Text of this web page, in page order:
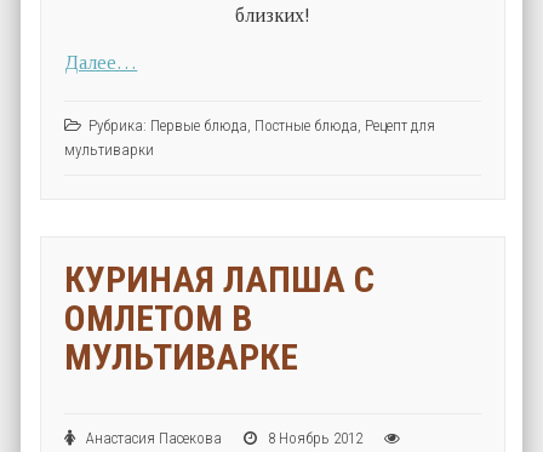
близких!
Далее…
Рубрика: Первые блюда, Постные блюда, Рецепт для
мультиварки
КУРИНАЯ ЛАПША С
ОМЛЕТОМ В
МУЛЬТИВАРКЕ
Анастасия Пасекова
8 Ноябрь 2012